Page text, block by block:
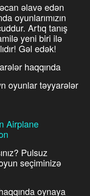
əlavə edən
oyunlarımızın
Artıq tanış
yeni biri ilə
Gəl edək!
haqqında
oyunlar təyyarələr
Airplane
Pulsuz
seçiminizə
oynaya